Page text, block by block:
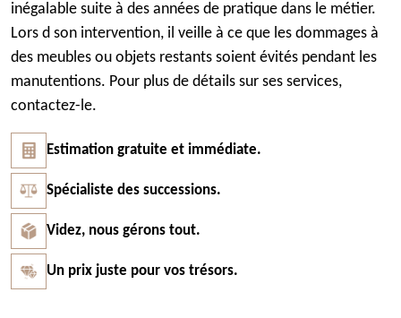
inégalable suite à des années de pratique dans le métier.
Lors d son intervention, il veille à ce que les dommages à
des meubles ou objets restants soient évités pendant les
manutentions. Pour plus de détails sur ses services,
contactez-le.
Estimation gratuite et immédiate.
Spécialiste des successions.
Videz, nous gérons tout.
Un prix juste pour vos trésors.